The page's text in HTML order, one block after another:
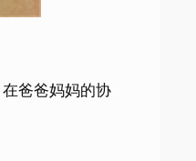
爸爸妈妈的协